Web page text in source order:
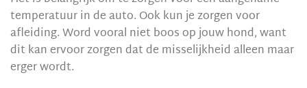
temperatuur in de auto. Ook kun je zorgen voor
afleiding. Word vooral niet boos op jouw hond, want
dit kan ervoor zorgen dat de misselijkheid alleen maar
erger wordt.